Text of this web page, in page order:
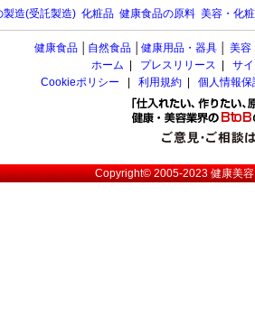
製造(受託製造) 化粧品 健康食品の原料 美容・化
健康食品 自然食品 健康用品・器具 美容
ホーム
プレスリリース
サ
Cookieポリシー
利用規約 個人情報
Copyright© 2005-2023健康美